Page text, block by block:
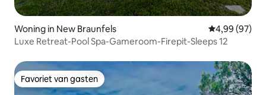
Woning in New Braunfels Gemiddelde
4,99 (97)
Luxe Retreat-Pool Spa-Gameroom-Firepit-Sleeps 12
Favoriet van gasten
Favoriet van gasten